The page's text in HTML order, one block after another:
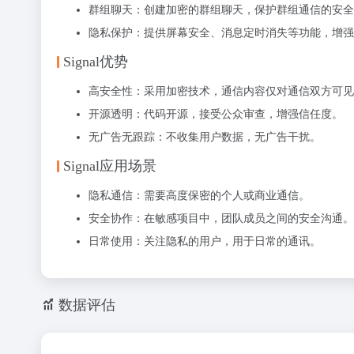
群组聊天 ：创建加密的群组聊天，保护群组通信的安全
隐私保护 ：提供屏幕安全、消息定时消失等功能，增强
Signal优势
高安全性 ：采用加密技术，通信内容仅对通信双方可见
开源透明 ：代码开源，接受公众审查，增强信任度。
无广告无跟踪 ：不收集用户数据，无广告干扰。
Signal应用场景
隐私通信 ：需要高度保密的个人或商业通信。
安全协作 ：在敏感项目中，团队成员之间的安全沟通。
日常使用 ：关注隐私的用户，用于日常的通讯。
数据评估